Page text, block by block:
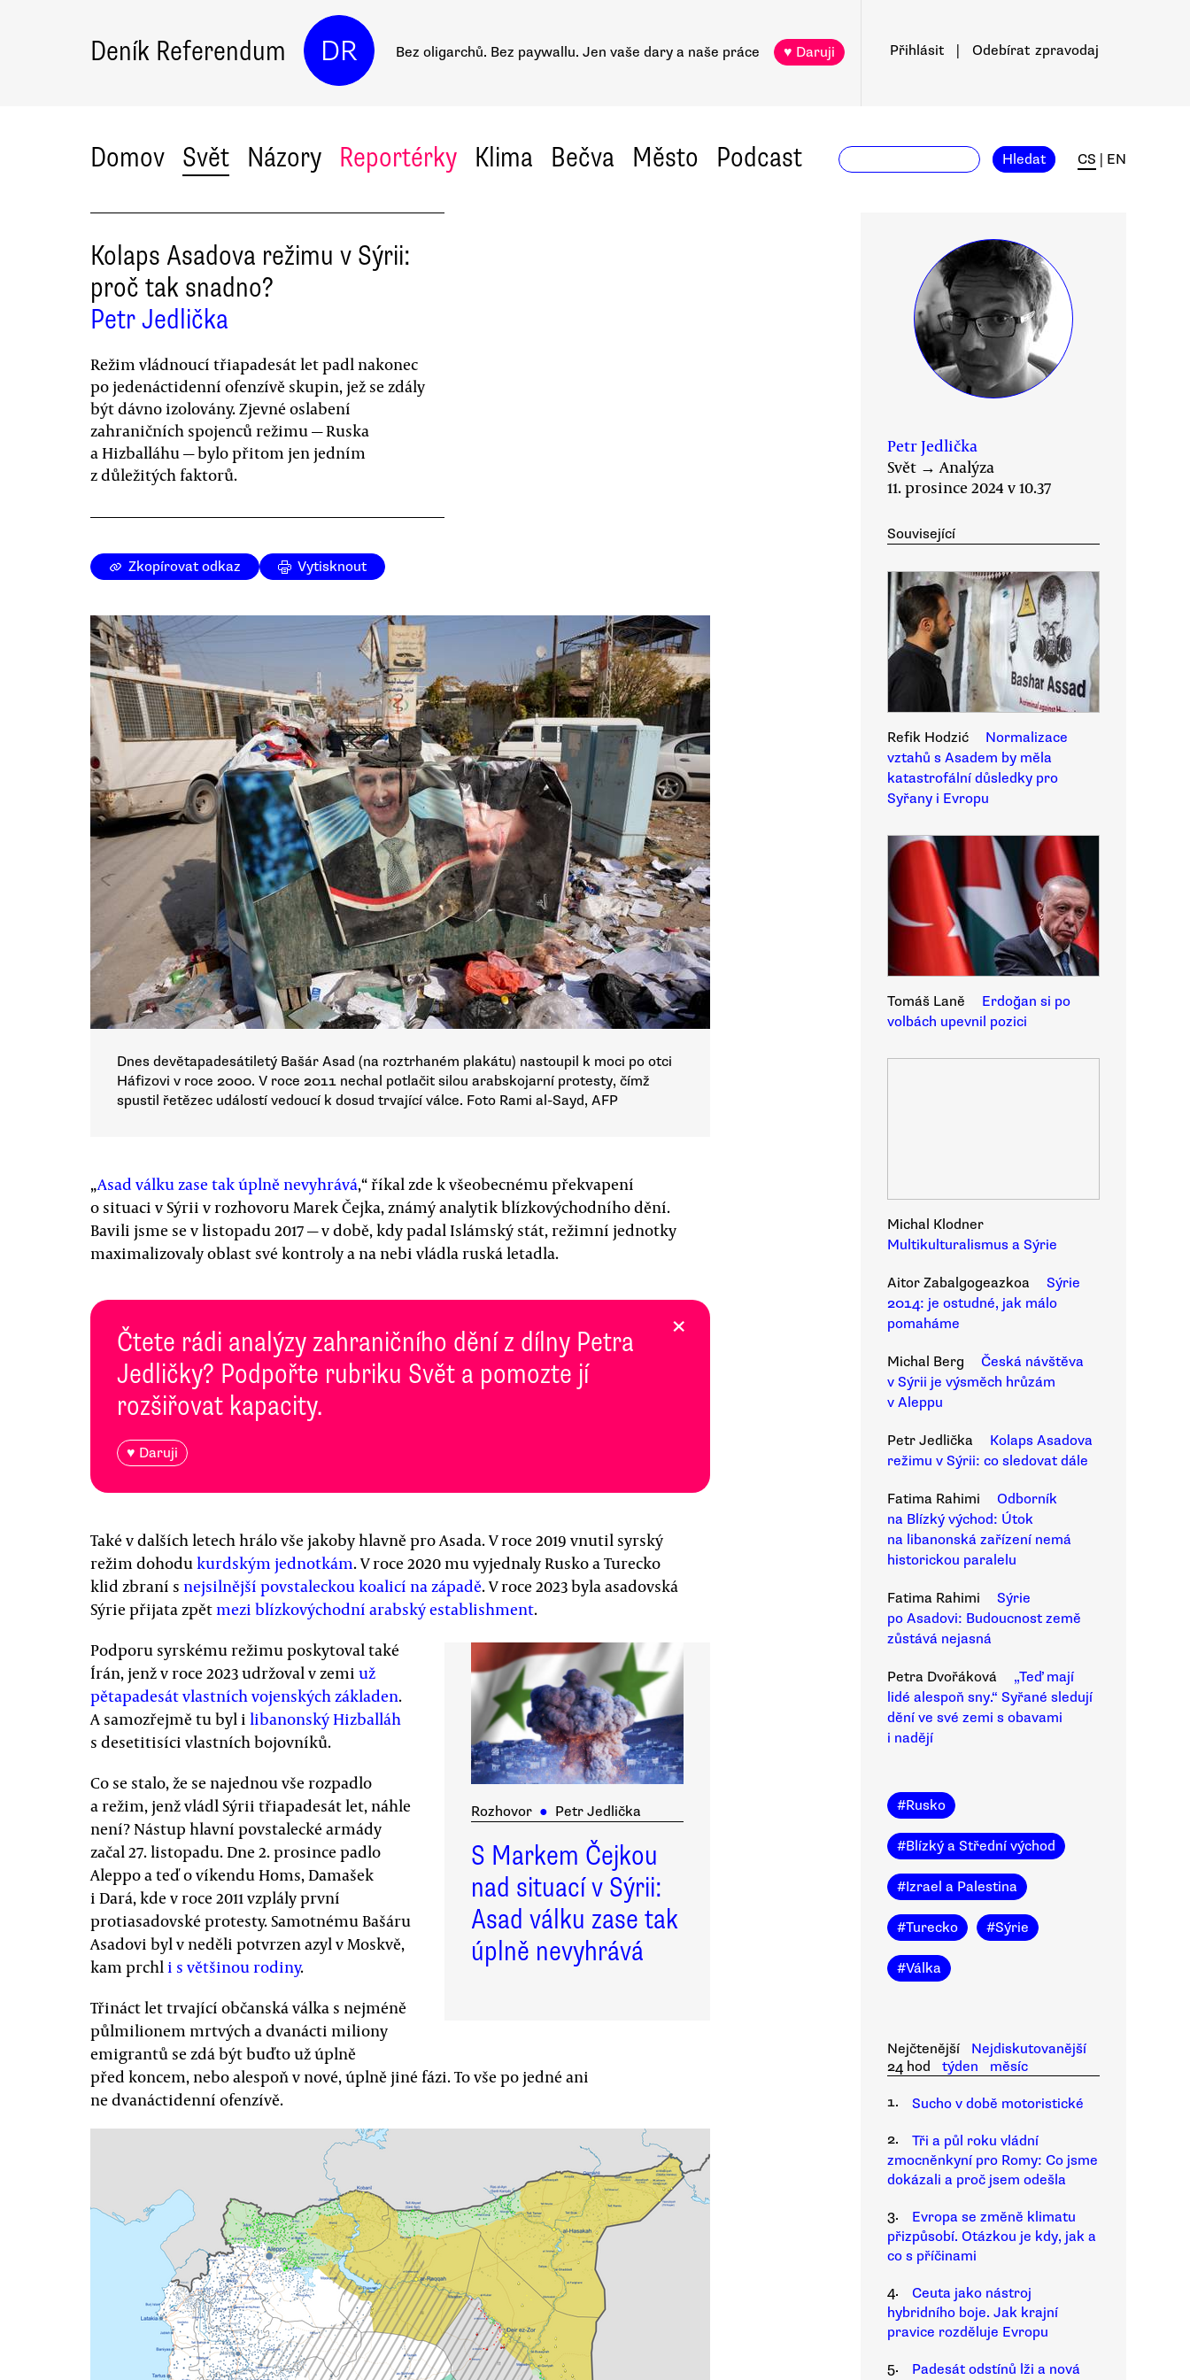
Deník Referendum DR Bez oligarchů. Bez paywallu. Jen vaše dary a naše práce ♥ Daruji Přihlásit Odebírat zpravodaj
Domov Svět Názory Reportérky Klima Bečva Město Podcast Hledat CS EN
Kolaps Asadova režimu v Sýrii:
proč tak snadno?
Petr Jedlička
Režim vládnoucí třiapadesát let padl nakonec
po jedenáctidenní ofenzívě skupin, jež se zdály
být dávno izolovány. Zjevné oslabení
zahraničních spojenců režimu — Ruska
a Hizballáhu — bylo přitom jen jedním
z důležitých faktorů.
Zkopírovat odkaz Vytisknout
Dnes devětapadesátiletý Bašár Asad (na roztrhaném plakátu) nastoupil k moci po otci
Háfizovi v roce 2000. V roce 2011 nechal potlačit silou arabskojarní protesty, čímž
spustil řetězec událostí vedoucí k dosud trvající válce. Foto Rami al-Sayd, AFP
„Asad válku zase tak úplně nevyhrává,“ říkal zde k všeobecnému překvapení
o situaci v Sýrii v rozhovoru Marek Čejka, známý analytik blízkovýchodního dění.
Bavili jsme se v listopadu 2017 — v době, kdy padal Islámský stát, režimní jednotky
maximalizovaly oblast své kontroly a na nebi vládla ruská letadla.
Čtete rádi analýzy zahraničního dění z dílny Petra
Jedličky? Podpořte rubriku Svět a pomozte jí
rozšiřovat kapacity.
♥ Daruji
×
Také v dalších letech hrálo vše jakoby hlavně pro Asada. V roce 2019 vnutil syrský
režim dohodukurdským jednotkám. V roce 2020 mu vyjednaly Rusko a Turecko
klid zbraní s nejsilnější povstaleckou koalicí na západě. V roce 2023 byla asadovská
Sýrie přijata zpětmezi blízkovýchodní arabský establishment.
Rozhovor ● Petr Jedlička
S Markem Čejkou
nad situací v Sýrii:
Asad válku zase tak
úplně nevyhrává
Podporu syrskému režimu poskytoval také
Írán, jenž v roce 2023 udržoval v zemi už
pětapadesát vlastních vojenských základen.
A samozřejmě tu byl i libanonskýHizballáh
s desetitisíci vlastních bojovníků.
Co se stalo, že se najednou vše rozpadlo
a režim, jenž vládl Sýrii třiapadesát let, náhle
není? Nástup hlavní povstalecké armády
začal 27. listopadu. Dne 2. prosince padlo
Aleppo a teď o víkendu Homs, Damašek
i Dará, kde v roce 2011 vzplály první
protiasadovské protesty. Samotnému Bašáru
Asadovi byl v neděli potvrzen azyl v Moskvě,
kam prchli s většinou rodiny.
Třináct let trvající občanská válka s nejméně
půlmilionem mrtvých a dvanácti miliony
emigrantů se zdá být buďto už úplně
před koncem, nebo alespoň v nové, úplně jiné fázi. To vše po jedné ani
ne dvanáctidenní ofenzívě.
Petr Jedlička
Svět →Analýza
11. prosince 2024 v 10.37
Související
Refik Hodzić
Normalizace
vztahů s Asadem by měla
katastrofální důsledky pro
Syřany i Evropu
Tomáš Laně
Erdoğan si po
volbách upevnil pozici
Michal Klodner
Multikulturalismus a Sýrie
Aitor Zabalgogeazkoa
Sýrie
2014: je ostudné, jak málo
pomaháme
Michal Berg
Česká návštěva
v Sýrii je výsměch hrůzám
v Aleppu
Petr Jedlička
Kolaps Asadova
režimu v Sýrii: co sledovat dále
Fatima Rahimi
Odborník
na Blízký východ: Útok
na libanonská zařízení nemá
historickou paralelu
Fatima Rahimi
Sýrie
po Asadovi: Budoucnost země
zůstává nejasná
Petra Dvořáková
„Teď mají
lidé alespoň sny.“ Syřané sledují
dění ve své zemi s obavami
i nadějí
#Rusko
#Blízký a Střední východ
#Izrael a Palestina
#Turecko #Sýrie
#Válka
Nejčtenější
Nejdiskutovanější
24 hod
týden
měsíc
1.
Sucho v době motoristické
2.
Tři a půl roku vládní
zmocněnkyní pro Romy: Co jsme
dokázali a proč jsem odešla
3.
Evropa se změně klimatu
přizpůsobí. Otázkou je kdy, jak a
co s příčinami
4.
Ceuta jako nástroj
hybridního boje. Jak krajní
pravice rozděluje Evropu
5.
Padesát odstínů lži a nová